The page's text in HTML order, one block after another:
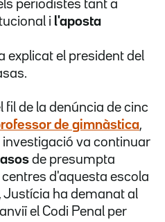
periodistes tant a
i l'aposta
explicat el president del
fil de la denúncia de cinc
de gimnàstica,
investigació va continuar
de presumpta
d'aquesta escola
Justícia ha demanat al
el Codi Penal per